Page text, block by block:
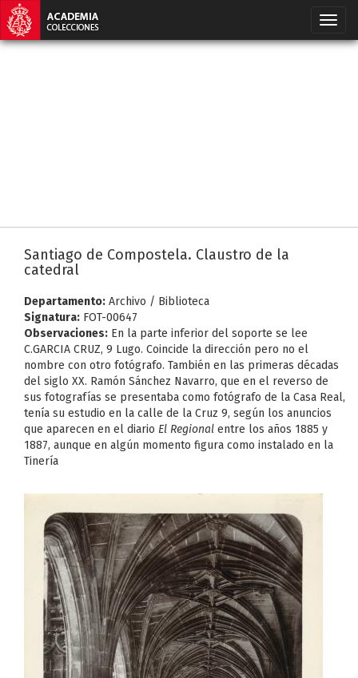
Santiago de Compostela. Claustro de la
catedral
Departamento: Archivo / Biblioteca
Signatura: FOT-00647
Observaciones: En la parte inferior del soporte se lee
C.GARCIA CRUZ, 9 Lugo. Coincide la dirección pero no el
nombre con otro fotógrafo. También en las primeras décadas
del siglo XX. Ramón Sánchez Navarro, que en el reverso de
sus fotografías se presentaba como fotógrafo de la Casa Real,
tenía su estudio en la calle de la Cruz 9, según los anuncios
que aparecen en el diario El Regional entre los años 1885 y
1887, aunque en algún momento figura como instalado en la
Tinería